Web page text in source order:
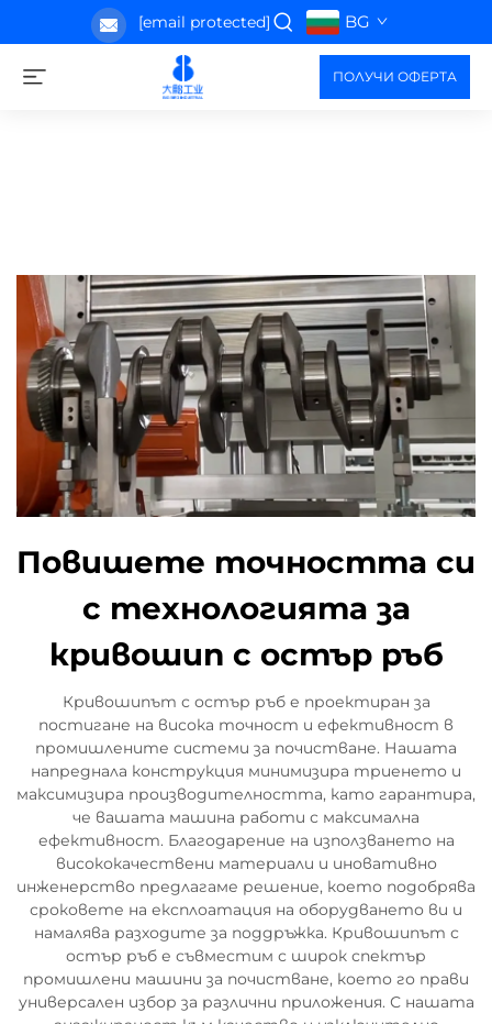
[email protected] BG
ПОЛУЧИ ОФЕРТА
Повишете точността си
с технологията за
кривошип с остър ръб
Кривошипът с остър ръб е проектиран за
постигане на висока точност и ефективност в
промишлените системи за почистване. Нашата
напреднала конструкция минимизира триенето и
максимизира производителността, като гарантира,
че вашата машина работи с максимална
ефективност. Благодарение на използването на
висококачествени материали и иновативно
инженерство предлагаме решение, което подобрява
сроковете на експлоатация на оборудването ви и
намалява разходите за поддръжка. Кривошипът с
остър ръб е съвместим с широк спектър
промишлени машини за почистване, което го прави
универсален избор за различни приложения. С нашата